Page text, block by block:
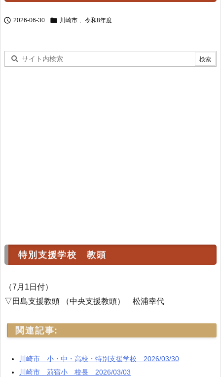
 2026-06-30  川崎市 , 令和8年度
特別支援学校 教頭
（7月1日付）
▽田島支援教頭 （中央支援教頭） 松浦幸代
関連記事:
川崎市 小・中・高校・特別支援学校 2026/03/30
川崎市 苅宿小 校長 2026/03/03